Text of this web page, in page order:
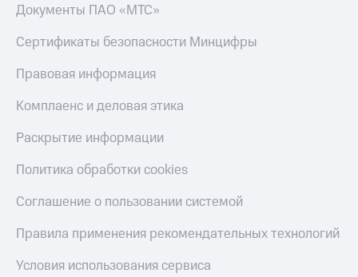
Документы ПАО «МТС»
Сертификаты безопасности Минцифры
Правовая информация
Комплаенс и деловая этика
Раскрытие информации
Политика обработки cookies
Соглашение о пользовании системой
Правила применения рекомендательных технологий
Условия использования сервиса